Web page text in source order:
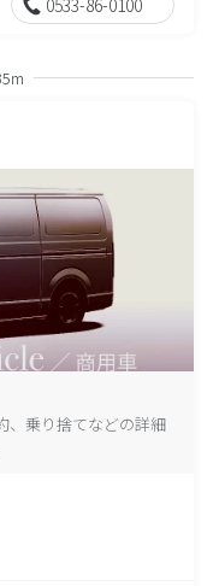
、乗り捨てなどの詳細